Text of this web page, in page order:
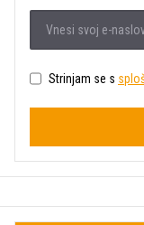
Strinjam se s